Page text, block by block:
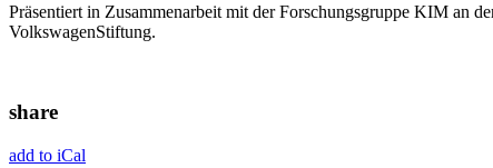
Präsentiert in Zusammenarbeit mit der Forschungsgruppe KIM an
VolkswagenStiftung.
share
add to iCal